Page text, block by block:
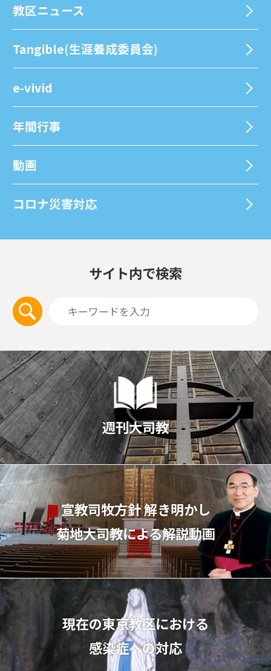
教区ニュース
Tangible(生涯養成委員会)
e-vivid
年間⾏事
動画
コロナ災害対応
サイト内で検索
週刊大司教
宣教司牧⽅針 解き明かし
菊地⼤司教による解説動画
現在の東京教区における
感染症への対応